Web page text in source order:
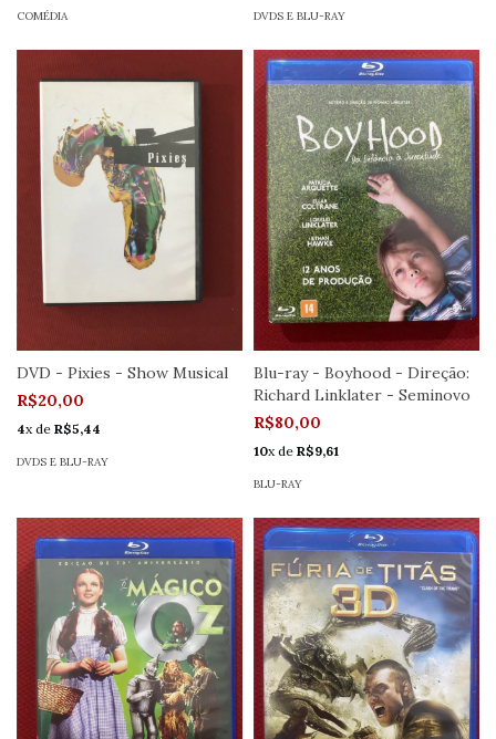
COMÉDIA DVDS E BLU-RAY
DVD - Pixies - Show Musical
R$20,00
4x de R$5,44
DVDS E BLU-RAY
Blu-ray - Boyhood - Direção:
Richard Linklater - Seminovo
R$80,00
10x de R$9,61
BLU-RAY